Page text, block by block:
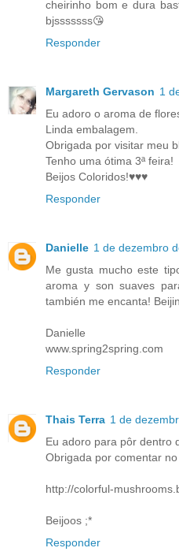
cheirinho bom e dura
bjsssssss😘
Responder
Margareth Gervason 1
Eu adoro o aroma de
Linda embalagem.
Obrigada por visitar meu
Tenho uma ótima 3ª feira!
Beijos Coloridos!♥♥♥
Responder
Danielle 1 de dezembro
Me gusta mucho este
aroma y son suaves
también me encanta!
Danielle
www.spring2spring.com
Responder
Thais Terra 1 de
Eu adoro para pôr dentro
Obrigada por comentar
http://colorful-
Beijoos ;*
Responder